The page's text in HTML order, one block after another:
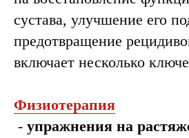
сустава, улучшение его
предотвращение
включает несколько
Физиотерапия
- упражнения на